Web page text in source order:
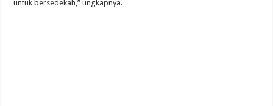
untuk bersedekah,” ungkapnya.